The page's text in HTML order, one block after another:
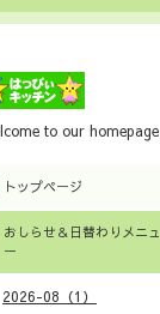
to our homepage
トップページ
おしらせ＆日替わりメニュ
ー
2026-08（1）